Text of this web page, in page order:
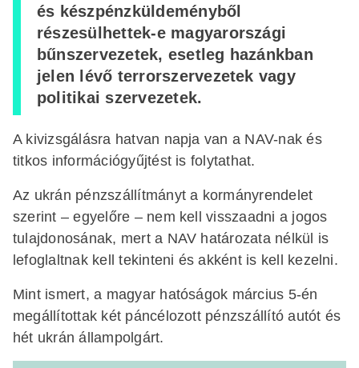
és készpénzküldeményből
részesülhettek-e magyarországi
bűnszervezetek, esetleg hazánkban
jelen lévő terrorszervezetek vagy
politikai szervezetek.
A kivizsgálásra hatvan napja van a NAV-nak és
titkos információgyűjtést is folytathat.
Az ukrán pénzszállítmányt a kormányrendelet
szerint – egyelőre – nem kell visszaadni a jogos
tulajdonosának, mert a NAV határozata nélkül is
lefoglaltnak kell tekinteni és akként is kell kezelni.
Mint ismert, a magyar hatóságok március 5-én
megállítottak két páncélozott pénzszállító autót és
hét ukrán állampolgárt.